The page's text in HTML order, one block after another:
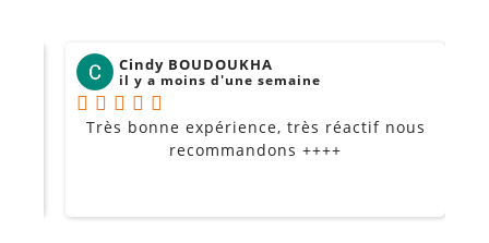
Cindy BOUDOUKHA
il y a moins d'une semaine
Très bonne expérience, très réactif nous
recommandons ++++